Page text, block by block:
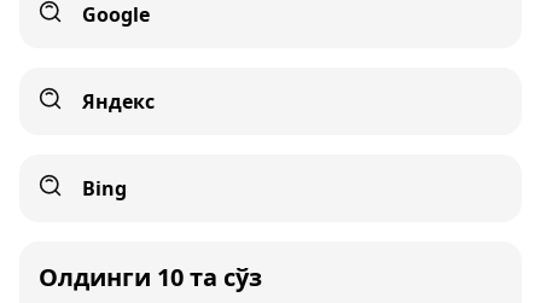
Google
Яндекс
Bing
Олдинги 10 та сўз